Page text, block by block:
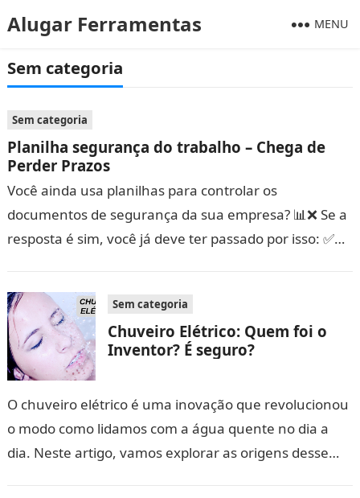
Alugar Ferramentas MENU
Sem categoria
Sem categoria
Planilha segurança do trabalho – Chega de
Perder Prazos
Você ainda usa planilhas para controlar os
documentos de segurança da sua empresa? 📊❌ Se a
resposta é sim, você já deve ter passado por isso: ✅
Sem categoria
Chuveiro Elétrico: Quem foi o
Inventor? É seguro?
O chuveiro elétrico é uma inovação que revolucionou
o modo como lidamos com a água quente no dia a
dia. Neste artigo, vamos explorar as origens desse